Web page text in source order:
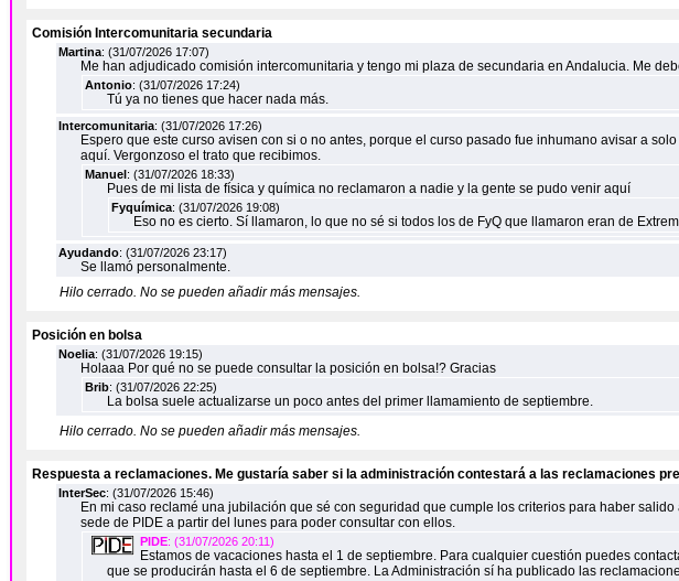
Comisión Intercomunitaria secundaria
Martina: (31/07/2026 17:07)
Me han adjudicado comisión intercomunitaria y tengo mi plaza de secundaria en Andalucia. Me
Antonio: (31/07/2026 17:24)
Tú ya no tienes que hacer nada más.
Intercomunitaria: (31/07/2026 17:26)
Espero que este curso avisen con si o no antes, porque el curso pasado fue inhumano avisar a
aquí. Vergonzoso el trato que recibimos.
Manuel: (31/07/2026 18:33)
Pues de mi lista de física y química no reclamaron a nadie y la gente se pudo venir aquí
Fyquímica: (31/07/2026 19:08)
Eso no es cierto. Sí llamaron, lo que no sé si todos los de FyQ que llamaron eran de
Ayudando: (31/07/2026 23:17)
Se llamó personalmente.
Hilo cerrado. No se pueden añadir más mensajes.
Posición en bolsa
Noelia: (31/07/2026 19:15)
Holaaa Por qué no se puede consultar la posición en bolsa!? Gracias
Brib: (31/07/2026 22:25)
La bolsa suele actualizarse un poco antes del primer llamamiento de septiembre.
Hilo cerrado. No se pueden añadir más mensajes.
Respuesta a reclamaciones. Me gustaría saber si la administración contestará a las reclamaciones
InterSec: (31/07/2026 15:46)
En mi caso reclamé una jubilación que sé con seguridad que cumple los criterios para haber
sede de PIDE a partir del lunes para poder consultar con ellos.
PIDE: (31/07/2026 20:11)
Estamos de vacaciones hasta el 1 de septiembre. Para cualquier cuestión puedes
que se producirán hasta el 6 de septiembre. La Administración sí ha publicado las